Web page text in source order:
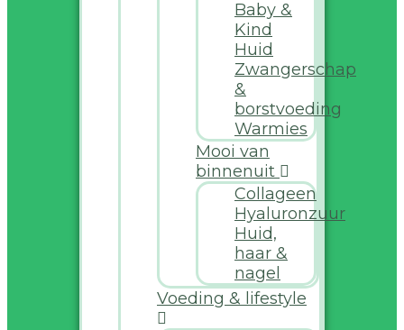
Baby &
Kind
Huid
Zwangerschap
&
borstvoeding
Warmies
Mooi van
binnenuit
Collageen
Hyaluronzuur
Huid,
haar &
nagel
Voeding & lifestyle